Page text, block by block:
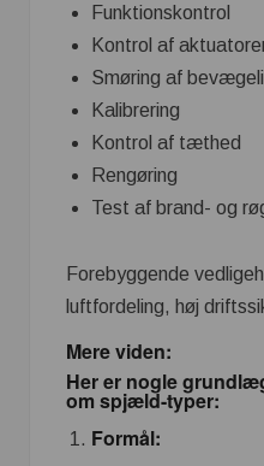
Funktionskontrol
Kontrol af
Smøring af
Kalibrering
Kontrol af tæthed
Rengøring
Test af brand- og
Forebyggende
luftfordeling, høj
Mere viden:
Her er nogle
om spjæld-typer:
Formål: